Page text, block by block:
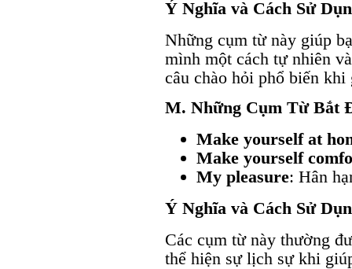
Ý Nghĩa và Cách Sử
Những cụm từ này giúp
mình một cách tự nhiên
câu chào hỏi phổ biến
M. Những Cụm Từ Bắt
Make yourself at
Make yourself
My pleasure: Hân
Ý Nghĩa và Cách Sử
Các cụm từ này thường
thể hiện sự lịch sự khi